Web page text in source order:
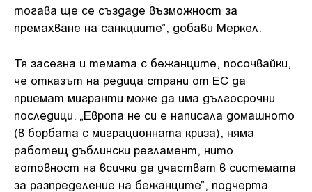
тогава ще се създаде възможност за
премахване на санкциите”, добави Меркел.
Тя засегна и темата с бежанците, посочвайки,
че отказът на редица страни от ЕС да
приемат мигранти може да има дългосрочни
последици. „Европа не си е написала домашното
(в борбата с миграционната криза), няма
работещ дъблински регламент, нито
готовност на всички да участват в системата
за разпределение на бежанците”, подчерта